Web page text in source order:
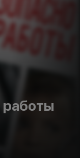
работы